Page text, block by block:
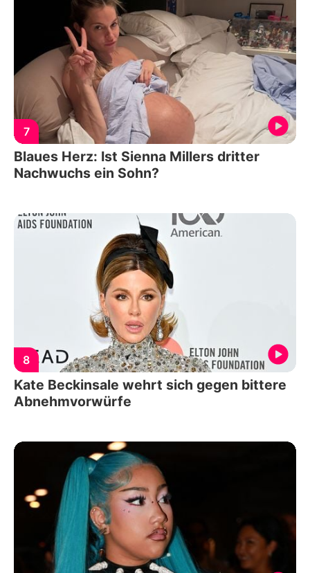
7
Blaues Herz: Ist Sienna Millers dritter
Nachwuchs ein Sohn?
8
Kate Beckinsale wehrt sich gegen bittere
Abnehmvorwürfe